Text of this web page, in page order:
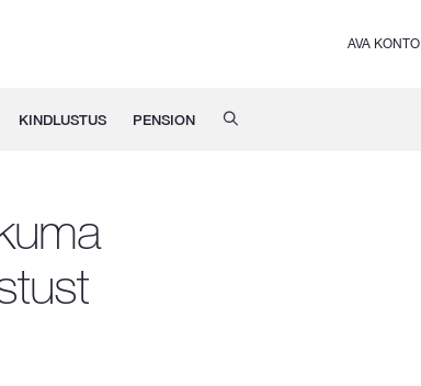
AVA KONTO
KINDLUSTUS PENSION